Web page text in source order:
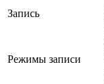
Запись
Режимы записи